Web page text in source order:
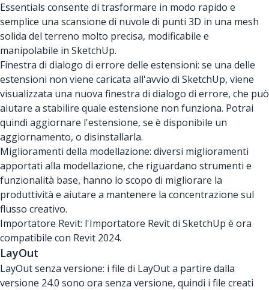
Essentials consente di trasformare in modo rapido e
semplice una scansione di nuvole di punti 3D in una mesh
solida del terreno molto precisa, modificabile e
manipolabile in SketchUp.
Finestra di dialogo di errore delle estensioni: se una delle
estensioni non viene caricata all'avvio di SketchUp, viene
visualizzata una nuova finestra di dialogo di errore, che può
aiutare a stabilire quale estensione non funziona. Potrai
quindi aggiornare l'estensione, se è disponibile un
aggiornamento, o disinstallarla.
Miglioramenti della modellazione: diversi miglioramenti
apportati alla modellazione, che riguardano strumenti e
funzionalità base, hanno lo scopo di migliorare la
produttività e aiutare a mantenere la concentrazione sul
flusso creativo.
Importatore Revit: l'Importatore Revit di SketchUp è ora
compatibile con Revit 2024.
LayOut
LayOut senza versione: i file di LayOut a partire dalla
versione 24.0 sono ora senza versione, quindi i file creati